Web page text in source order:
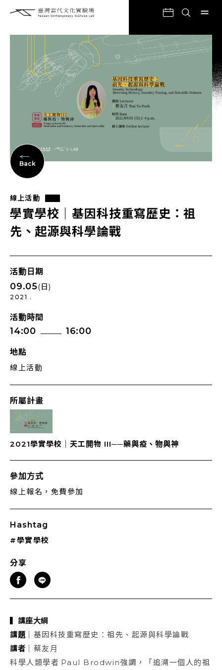
Back
線上活動
學實學校｜基因科技重寫歷史：祖
先、起源與科學論戰
活動日期
09.05(日)
2021 .
活動時間
14:00 16:00
地點
線上活動
所屬計畫
2021學實學校｜天⼯開物 III──藥與疫、物與神
參加方式
線上報名，免費參加
Hashtag
#學實學校
分享
▍講座大綱
講題 ｜基因科技重寫歷史：祖先、起源與科學論戰
講者 ｜蔡友月
科學人類學者 Paul Brodwin強調，「追溯一個人的祖